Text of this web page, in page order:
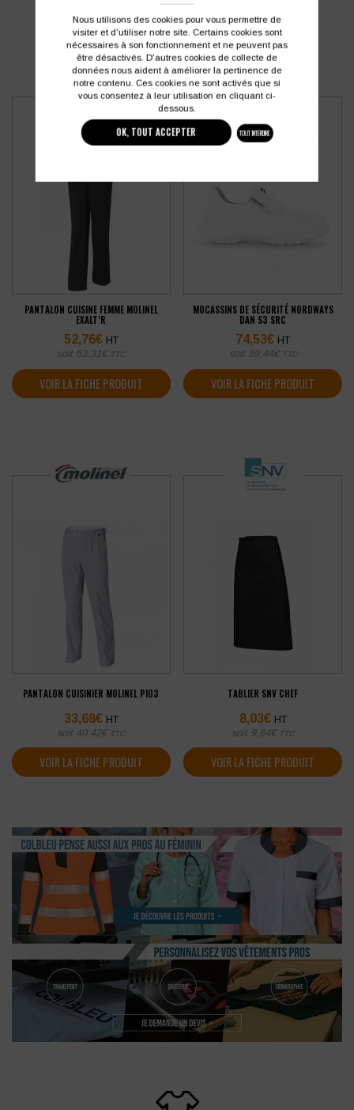
PRODUITS SIMILAIRES
PANTALON CUISINE FEMME MOLINEL
EXALT’R
52,76€ HT
soit 63,31 € TTC
VOIR LA FICHE PRODUIT
MOCASSINS DE SÉCURITÉ NORDWAYS
DAN S3 SRC
74,53€ HT
soit 89,44€ TTC
VOIR LA FICHE PRODUIT
PANTALON CUISINIER MOLINEL PIO3
33,68€ HT
soit 40,42€ TTC
VOIR LA FICHE PRODUIT
TABLIER SNV CHEF
8,03€ HT
soit 9,64€ TTC
VOIR LA FICHE PRODUIT
Nous utilisons des cookies pour vous permettre de
visiter et d'utiliser notre site. Certains cookies sont
nécessaires à son fonctionnement et ne peuvent pas
être désactivés. D'autres cookies de collecte de
données nous aident à améliorer la pertinence de
notre contenu. Ces cookies ne sont activés que si
vous consentez à leur utilisation en cliquant ci-
dessous.
OK, TOUT ACCEPTER TOUT INTERDIRE